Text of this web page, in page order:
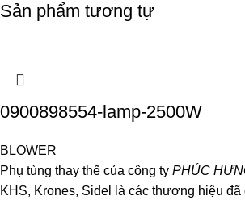
Sản phẩm tương tự
0900898554-lamp-2500W
BLOWER
Phụ tùng thay thế của công ty PHÚC
KHS, Krones, Sidel là các thương hiệu